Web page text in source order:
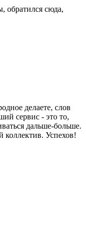
обратился сюда,
делаете, слов
сервис - это то,
дальше-больше.
коллектив. Успехов!